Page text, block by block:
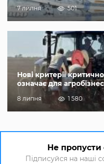
7 липня 501
Нові критерії
означає для
8 липня 1 580
Не пропусти
Підписуйся на наші